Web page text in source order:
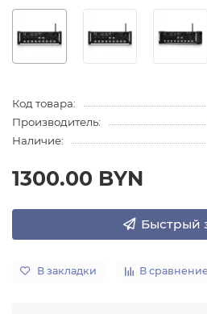
Код товара:
Производитель:
Наличие:
1300.00 BYN
Быстрый
В закладки В